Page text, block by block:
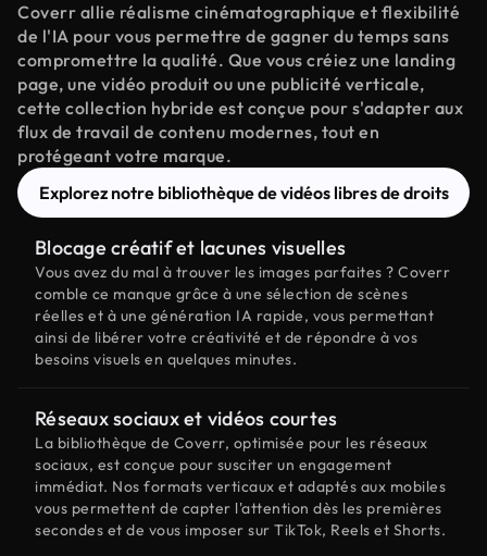
Coverr allie réalisme cinématographique et flexibilité
de l'IA pour vous permettre de gagner du temps sans
compromettre la qualité. Que vous créiez une landing
page, une vidéo produit ou une publicité verticale,
cette collection hybride est conçue pour s'adapter aux
flux de travail de contenu modernes, tout en
protégeant votre marque.
Explorez notre bibliothèque de vidéos libres de droits
Blocage créatif et lacunes visuelles
Vous avez du mal à trouver les images parfaites ? Coverr
comble ce manque grâce à une sélection de scènes
réelles et à une génération IA rapide, vous permettant
ainsi de libérer votre créativité et de répondre à vos
besoins visuels en quelques minutes.
Réseaux sociaux et vidéos courtes
La bibliothèque de Coverr, optimisée pour les réseaux
sociaux, est conçue pour susciter un engagement
immédiat. Nos formats verticaux et adaptés aux mobiles
vous permettent de capter l'attention dès les premières
secondes et de vous imposer sur TikTok, Reels et Shorts.